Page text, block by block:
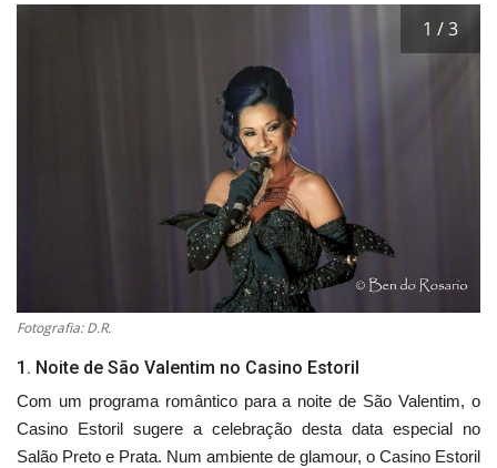
Cultura
Ambiente
Fotografia: D.R.
1 / 3
1. Noite de São Valentim no Casino Estoril
Com um programa romântico para a noite de São Valentim, o
Casino Estoril sugere a celebração desta data especial no
Salão Preto e Prata. Num ambiente de glamour, o Casino Estoril